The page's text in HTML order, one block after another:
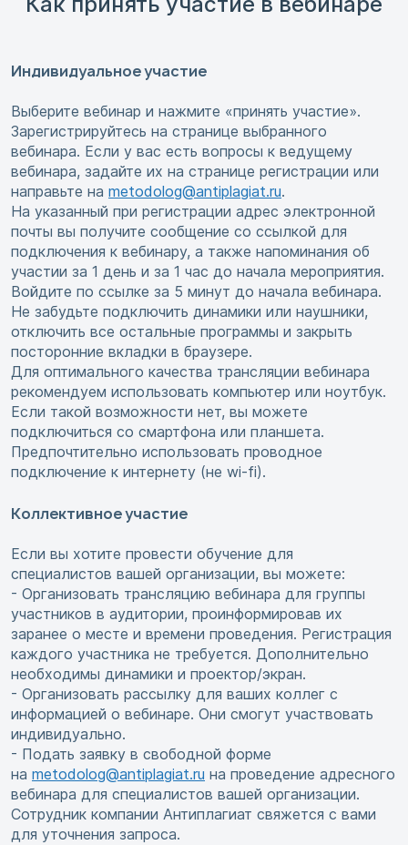
Индивидуальное участие
Выберите вебинар и нажмите «принять участие».
Зарегистрируйтесь на странице выбранного
вебинара. Если у вас есть вопросы к ведущему
вебинара, задайте их на странице регистрации или
направьте на metodolog@antiplagiat.ru.
На указанный при регистрации адрес электронной
почты вы получите сообщение со ссылкой для
подключения к вебинару, а также напоминания об
участии за 1 день и за 1 час до начала мероприятия.
Войдите по ссылке за 5 минут до начала вебинара.
Не забудьте подключить динамики или наушники,
отключить все остальные программы и закрыть
посторонние вкладки в браузере.
Для оптимального качества трансляции вебинара
рекомендуем использовать компьютер или ноутбук.
Если такой возможности нет, вы можете
подключиться со смартфона или планшета.
Предпочтительно использовать проводное
подключение к интернету (не wi-fi).
Коллективное участие
Если вы хотите провести обучение для
специалистов вашей организации, вы можете:
- Организовать трансляцию вебинара для группы
участников в аудитории, проинформировав их
заранее о месте и времени проведения. Регистрация
каждого участника не требуется. Дополнительно
необходимы динамики и проектор/экран.
- Организовать рассылку для ваших коллег с
информацией о вебинаре. Они смогут участвовать
индивидуально.
- Подать заявку в свободной форме
на metodolog@antiplagiat.ru на проведение адресного
вебинара для специалистов вашей организации.
Сотрудник компании Антиплагиат свяжется с вами
для уточнения запроса.